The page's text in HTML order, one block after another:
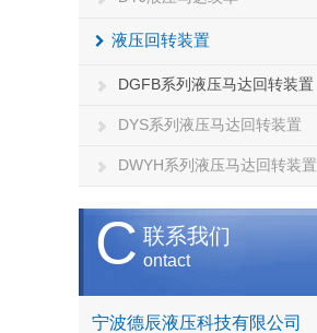
液压回转装置
DGFB系列液压马达回转装置
DYS系列液压马达回转装置
DWYH系列液压马达回转装置
C 联系我们
ontact
宁波德辰液压科技有限公司